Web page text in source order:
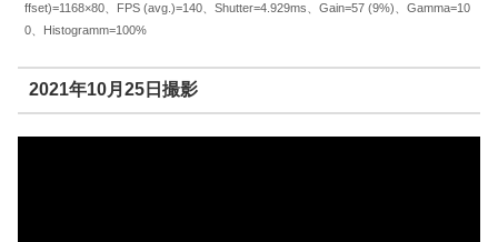
ffset)=1168×80、FPS (avg.)=140、Shutter=4.929ms、Gain=57 (9%)、Gamma=10
0、Histogramm=100%
2021年10月25日撮影